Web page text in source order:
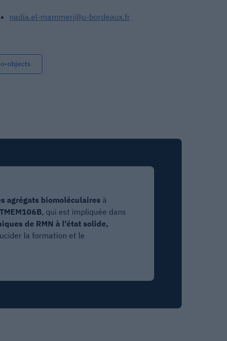
nadia.el-mammeri@u-bordeaux.fr
objects
agrégats biomoléculaires à
, qui est impliquée dans
de RMN à l'état solide,
la formation et le